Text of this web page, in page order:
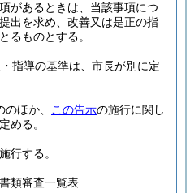
があるときは、当該事項につ
出を求め、改善又は是正の指
るものとする。
指導の基準は、市長が別に定
ほか、 この告示の施行に関し
める。
行する。
類審査一覧表